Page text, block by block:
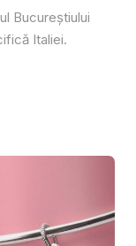
Bucureștiului
Italiei.